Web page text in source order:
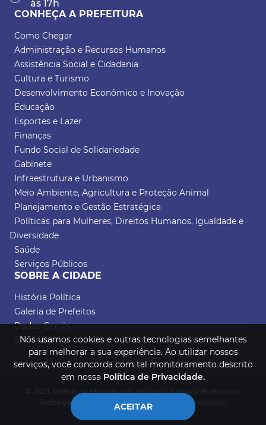
às 17h
CONHEÇA A PREFEITURA
Como Chegar
Administração e Recursos Humanos
Assistência Social e Cidadania
Cultura e Turismo
Desenvolvimento Econômico e Inovação
Educação
Esportes e Lazer
Finanças
Fundo Social de Solidariedade
Gabinete
Infraestrutura e Urbanismo
Meio Ambiente, Agricultura e Proteção Animal
Planejamento e Gestão Estratégica
Políticas para Mulheres, Direitos Humanos, Igualdade e
Diversidade
Saúde
Serviços Públicos
SOBRE A CIDADE
História Política
Galeria de Prefeitos
Dados Gerais
Símbolos
© 2023 Prefeitura Municipal da Estância Turística de Batatais
Todos os direitos reservados.Política de Privacidade.
Nós usamos cookies e outras tecnologias semelhantes
para melhorar a sua experiência. Ao utilizar nossos
serviços, você concorda com tal monitoramento descrito
em nossa Política de Privacidade.
ACEITAR